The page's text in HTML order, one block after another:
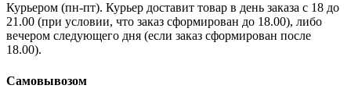
Курьером (пн-пт). Курьер доставит товар в день заказа с 18 до
21.00 (при условии, что заказ сформирован до 18.00), либо
вечером следующего дня (если заказ сформирован после
18.00).
Самовывозом